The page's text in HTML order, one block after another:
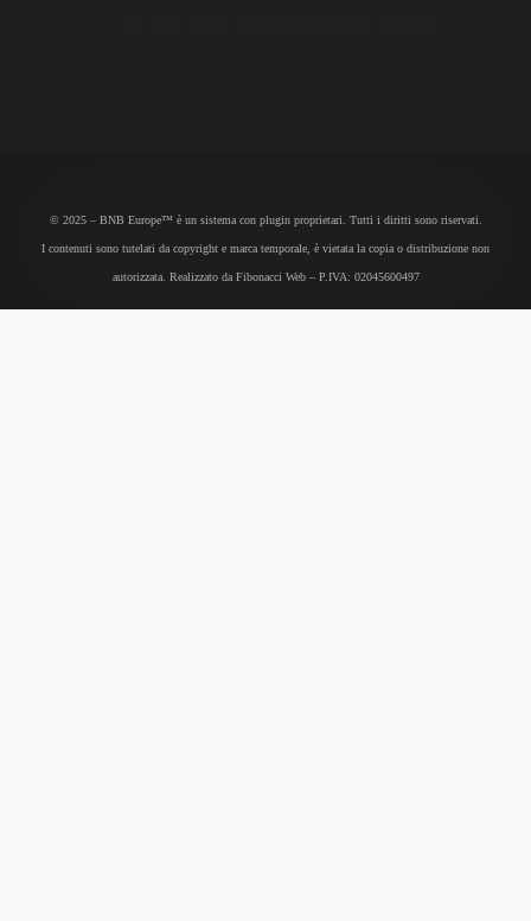
© 2025 – BNB Europe™ è un sistema con plugin proprietari. Tutti i diritti sono riservati.
I contenuti sono tutelati da copyright e marca temporale, è vietata la copia o distribuzione non
autorizzata. Realizzato da Fibonacci Web– P.IVA: 02045600497